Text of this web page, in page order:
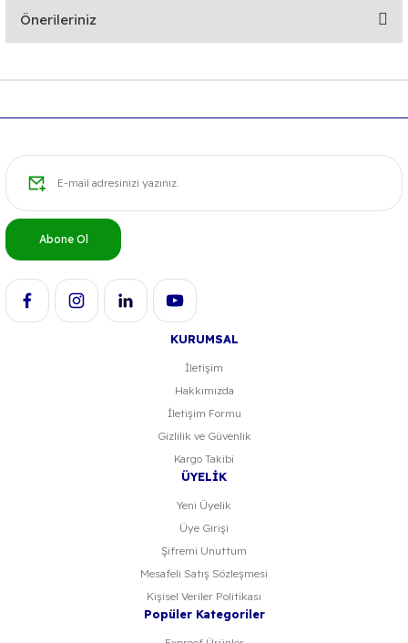
Önerileriniz
Ürün bilgilerinde hatalar bulunuyor.
Ürün fiyatı diğer sitelerden daha pahalı.
Gönder
Abone Ol
KURUMSAL
İletişim
Hakkımızda
İletişim Formu
Gizlilik ve Güvenlik
Kargo Takibi
ÜYELİK
Yeni Üyelik
Üye Girişi
Şifremi Unuttum
Mesafeli Satış Sözleşmesi
Kişisel Veriler Politikası
Popüler Kategoriler